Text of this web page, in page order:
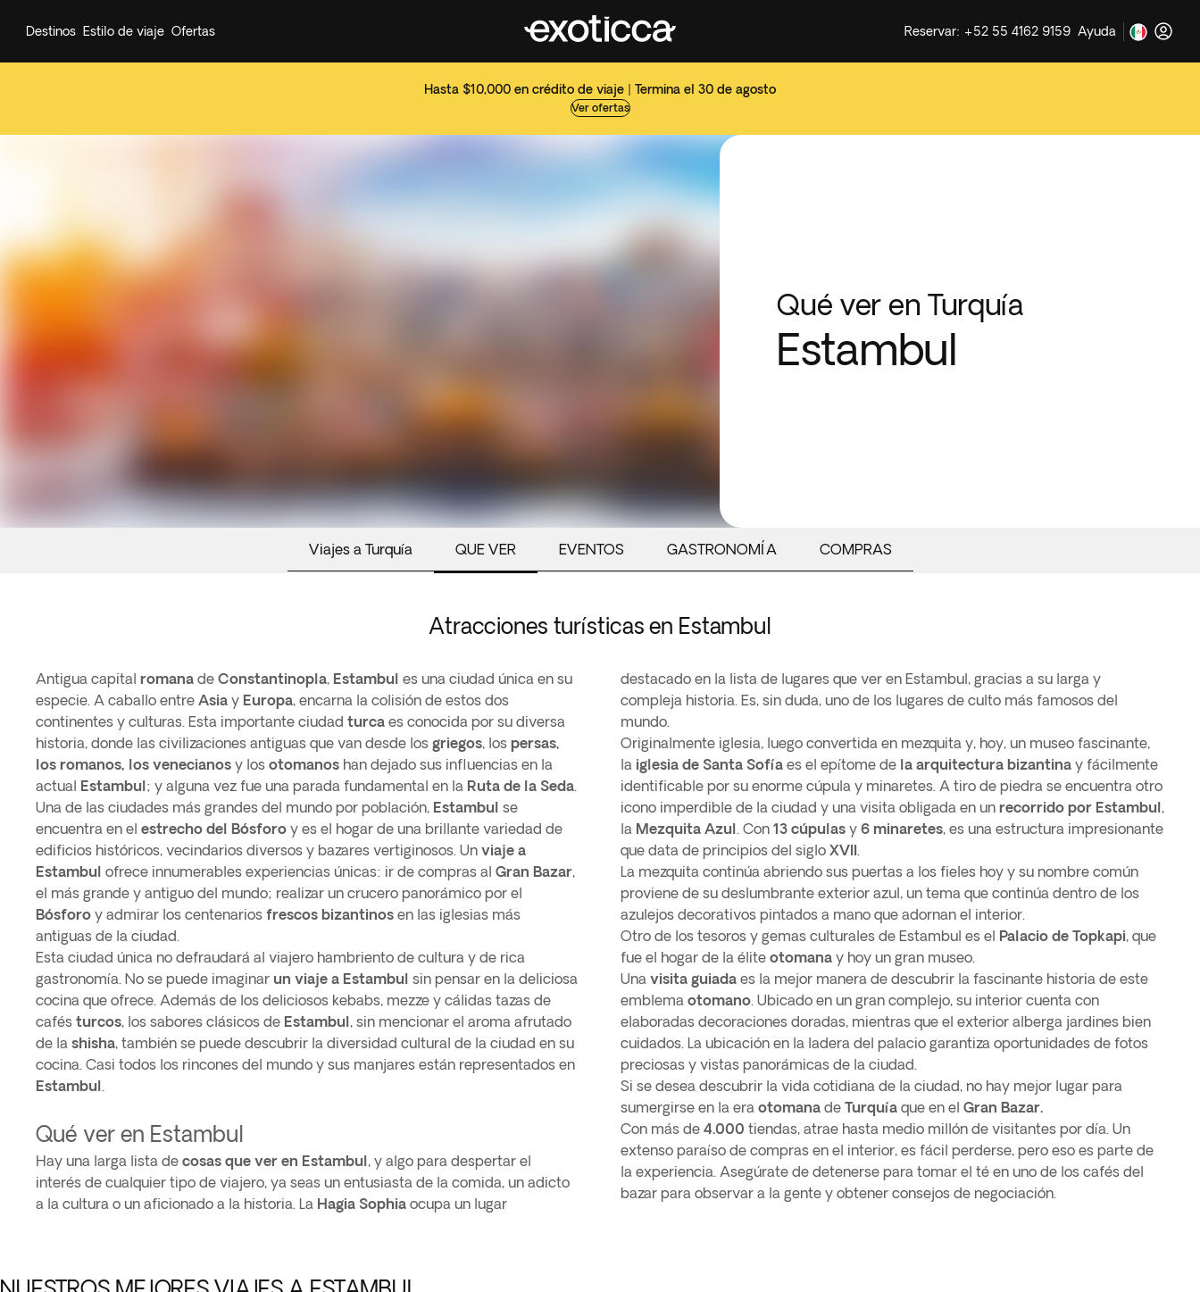
Hasta $10,000 en crédito de viaje | Termina el 30 de agosto
Ver ofertas
Destinos Estilo de viaje Ofertas Reservar: +52 55 4162 9159 Ayuda
Qué ver en Turquía
Estambul
Viajes a Turquía QUE VER EVENTOS GASTRONOMÍA COMPRAS
Atracciones turísticas en Estambul
Antigua capital romana de Constantinopla, Estambul es una ciudad única en su
especie. A caballo entre Asia y Europa, encarna la colisión de estos dos
continentes y culturas. Esta importante ciudad turca es conocida por su diversa
historia, donde las civilizaciones antiguas que van desde los griegos, los persas,
los romanos, los venecianos y los otomanos han dejado sus influencias en la
actual Estambul; y alguna vez fue una parada fundamental en la Ruta de la Seda.
Una de las ciudades más grandes del mundo por población, Estambul se
encuentra en el estrecho del Bósforo y es el hogar de una brillante variedad de
edificios históricos, vecindarios diversos y bazares vertiginosos. Un viaje a
Estambul ofrece innumerables experiencias únicas: ir de compras al Gran Bazar,
el más grande y antiguo del mundo; realizar un crucero panorámico por el
Bósforo y admirar los centenarios frescos bizantinos en las iglesias más
antiguas de la ciudad.
Esta ciudad única no defraudará al viajero hambriento de cultura y de rica
gastronomía. No se puede imaginar un viaje a Estambul sin pensar en la deliciosa
cocina que ofrece. Además de los deliciosos kebabs, mezze y cálidas tazas de
cafés turcos, los sabores clásicos de Estambul, sin mencionar el aroma afrutado
de la shisha, también se puede descubrir la diversidad cultural de la ciudad en su
cocina. Casi todos los rincones del mundo y sus manjares están representados en
Estambul.
Qué ver en Estambul
Hay una larga lista de cosas que ver en Estambul, y algo para despertar el
interés de cualquier tipo de viajero, ya seas un entusiasta de la comida, un adicto
a la cultura o un aficionado a la historia. La Hagia Sophia ocupa un lugar
destacado en la lista de lugares que ver en Estambul, gracias a su larga y
compleja historia. Es, sin duda, uno de los lugares de culto más famosos del
mundo.
Originalmente iglesia, luego convertida en mezquita y, hoy, un museo fascinante,
la iglesia de Santa Sofía es el epítome de la arquitectura bizantina y fácilmente
identificable por su enorme cúpula y minaretes. A tiro de piedra se encuentra otro
icono imperdible de la ciudad y una visita obligada en un recorrido por Estambul,
la Mezquita Azul. Con 13 cúpulas y 6 minaretes, es una estructura impresionante
que data de principios del siglo XVII.
La mezquita continúa abriendo sus puertas a los fieles hoy y su nombre común
proviene de su deslumbrante exterior azul, un tema que continúa dentro de los
azulejos decorativos pintados a mano que adornan el interior.
Otro de los tesoros y gemas culturales de Estambul es el Palacio de Topkapi, que
fue el hogar de la élite otomana y hoy un gran museo.
Una visita guiada es la mejor manera de descubrir la fascinante historia de este
emblema otomano. Ubicado en un gran complejo, su interior cuenta con
elaboradas decoraciones doradas, mientras que el exterior alberga jardines bien
cuidados. La ubicación en la ladera del palacio garantiza oportunidades de fotos
preciosas y vistas panorámicas de la ciudad.
Si se desea descubrir la vida cotidiana de la ciudad, no hay mejor lugar para
sumergirse en la era otomana de Turquía que en el Gran Bazar.
Con más de 4.000 tiendas, atrae hasta medio millón de visitantes por día. Un
extenso paraíso de compras en el interior, es fácil perderse, pero eso es parte de
la experiencia. Asegúrate de detenerse para tomar el té en uno de los cafés del
bazar para observar a la gente y obtener consejos de negociación.